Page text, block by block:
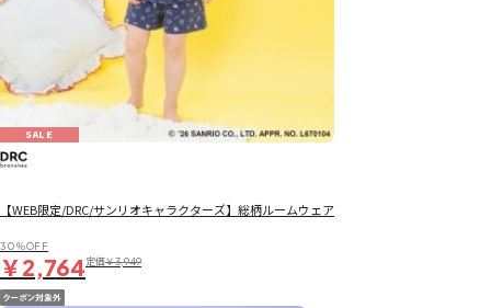
SALE
【WEB限定/DRC/サンリオキャラクターズ】総柄ルームウェア
30％OFF
￥2,764定価￥3,949